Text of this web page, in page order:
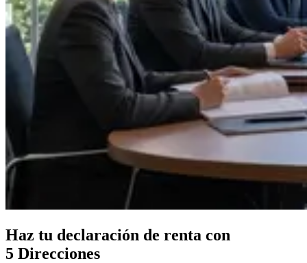
Haz tu declaración de renta con
5 Direcciones